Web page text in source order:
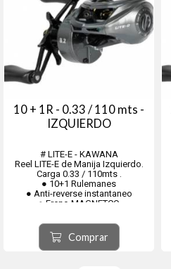
10 + 1R - 0.33 / 110 mts -
IZQUIERDO
# LITE-E - KAWANA
Reel LITE-E de Manija Izquierdo.
Carga 0.33 / 110mts .
● 10+1 Rulemanes
● Anti-reverse instantaneo
● Freno MAGNETCO
bronce
● Devanador
● Recuperación 8,2:1
● Carrete Aluminio
Comprar